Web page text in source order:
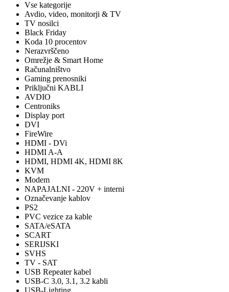
Vse kategorije
Avdio, video, monitorji & TV
TV nosilci
Black Friday
Koda 10 procentov
Nerazvrščeno
Omrežje & Smart Home
Računalništvo
Gaming prenosniki
Priključni KABLI
AVDIO
Centroniks
Display port
DVI
FireWire
HDMI - DVi
HDMI A-A
HDMI, HDMI 4K, HDMI 8K
KVM
Modem
NAPAJALNI - 220V + interni
Označevanje kablov
PS2
PVC vezice za kable
SATA/eSATA
SCART
SERIJSKI
SVHS
TV - SAT
USB Repeater kabel
USB-C 3.0, 3.1, 3.2 kabli
USB-Lighting